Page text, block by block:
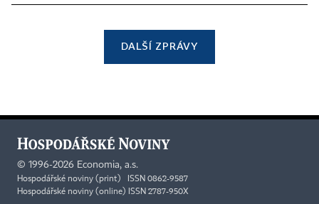
DALŠÍ ZPRÁVY
© 1996-2026 Economia, a.s.
Hospodářské noviny (print) ISSN 0862-9587
Hospodářské noviny (online) ISSN 2787-950X